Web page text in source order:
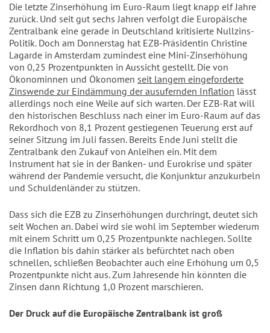
Die letzte Zinserhöhung im Euro-Raum liegt knapp elf Jahre
zurück. Und seit gut sechs Jahren verfolgt die Europäische
Zentralbank eine gerade in Deutschland kritisierte Nullzins-
Politik. Doch am Donnerstag hat EZB-Präsidentin Christine
Lagarde in Amsterdam zumindest eine Mini-Zinserhöhung
von 0,25 Prozentpunkten in Aussicht gestellt. Die von
Ökonominnen und Ökonomen seit langem eingeforderte
Zinswende zur Eindämmung der ausufernden Inflation lässt
allerdings noch eine Weile auf sich warten. Der EZB-Rat will
den historischen Beschluss nach einer im Euro-Raum auf das
Rekordhoch von 8,1 Prozent gestiegenen Teuerung erst auf
seiner Sitzung im Juli fassen. Bereits Ende Juni stellt die
Zentralbank den Zukauf von Anleihen ein. Mit dem
Instrument hat sie in der Banken- und Eurokrise und später
während der Pandemie versucht, die Konjunktur anzukurbeln
und Schuldenländer zu stützen.
Dass sich die EZB zu Zinserhöhungen durchringt, deutet sich
seit Wochen an. Dabei wird sie wohl im September wiederum
mit einem Schritt um 0,25 Prozentpunkte nachlegen. Sollte
die Inflation bis dahin stärker als befürchtet nach oben
schnellen, schließen Beobachter auch eine Erhöhung um 0,5
Prozentpunkte nicht aus. Zum Jahresende hin könnten die
Zinsen dann Richtung 1,0 Prozent marschieren.
Der Druck auf die Europäische Zentralbank ist groß